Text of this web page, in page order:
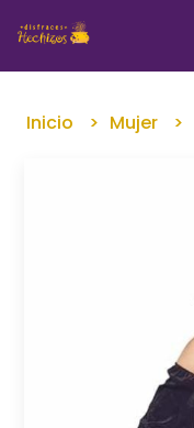
Inicio Mujer